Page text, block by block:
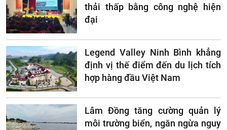
thải thấp bằng công nghệ hiện
đại
Legend Valley Ninh Bình khẳng
định vị thế điểm đến du lịch tích
hợp hàng đầu Việt Nam
Lâm Đồng tăng cường quản lý
môi trường biển, ngăn ngừa nguy